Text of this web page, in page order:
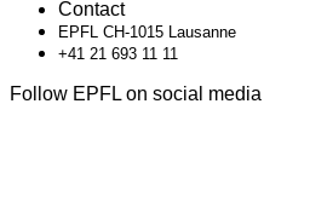
Contact
EPFL CH-1015 Lausanne
+41 21 693 11 11
Follow EPFL on social media